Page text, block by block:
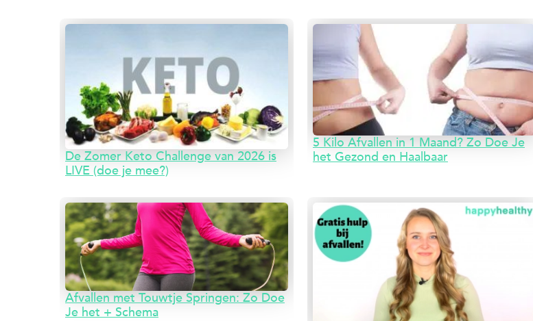
De Zomer Keto Challenge van 2026 is
LIVE (doe je mee?)
5 Kilo Afvallen in 1 Maand? Zo Doe Je
het Gezond en Haalbaar
Afvallen met Touwtje Springen: Zo Doe
Je het + Schema